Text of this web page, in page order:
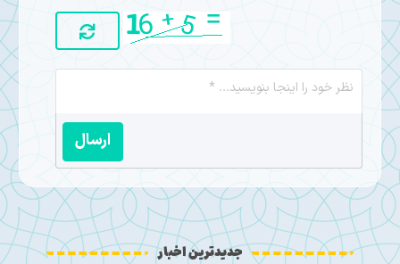
ارسال
جدیدترین اخبار